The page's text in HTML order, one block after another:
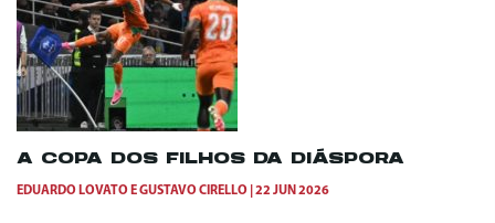
A COPA DOS FILHOS DA DIÁSPORA
EDUARDO LOVATO EGUSTAVO CIRELLO 22 JUN 2026